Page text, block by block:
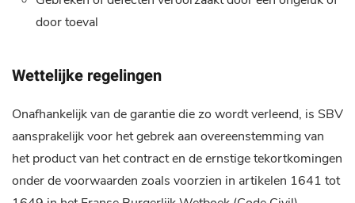
door toeval
Wettelijke regelingen
Onafhankelijk van de garantie die zo wordt verleend, is SBV
aansprakelijk voor het gebrek aan overeenstemming van
het product van het contract en de ernstige tekortkomingen
onder de voorwaarden zoals voorzien in artikelen 1641 tot